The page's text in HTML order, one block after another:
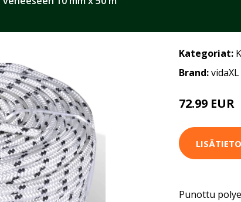
Kategoriat:
Brand:vidaXL
72.99 EUR
Punottu